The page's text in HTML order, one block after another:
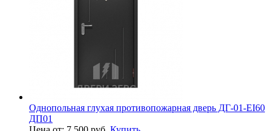
Однопольная глухая противопожарная дверь ДГ-01-EI60
ДП01